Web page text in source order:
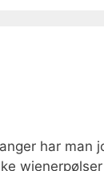
har man